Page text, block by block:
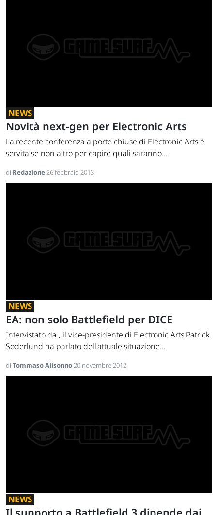
NEWS
Novità next-gen per Electronic Arts
La recente conferenza a porte chiuse di Electronic Arts é
servita se non altro per capire quali saranno...
di Redazione26 febbraio 2013
NEWS
EA: non solo Battlefield per DICE
Intervistato da , il vice-presidente di Electronic Arts Patrick
Soderlund ha parlato dell'attuale situazione...
di Tommaso Alisonno20 novembre 2012
NEWS